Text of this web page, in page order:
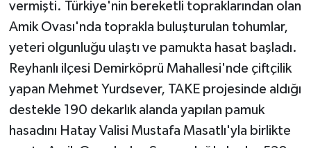
vermişti. Türkiye'nin bereketli topraklarından olan
Amik Ovası'nda toprakla buluşturulan tohumlar,
yeteri olgunluğu ulaştı ve pamukta hasat başladı.
Reyhanlı ilçesi Demirköprü Mahallesi'nde çiftçilik
yapan Mehmet Yurdsever, TAKE projesinde aldığı
destekle 190 dekarlık alanda yapılan pamuk
hasadını Hatay Valisi Mustafa Masatlı'yla birlikte